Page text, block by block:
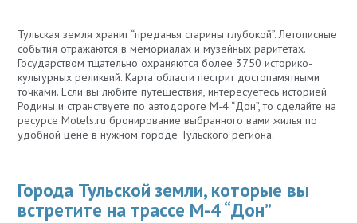
Тульская земля хранит “преданья старины глубокой”. Летописные
события отражаются в мемориалах и музейных раритетах.
Государством тщательно охраняются более 3750 историко-
культурных реликвий. Карта области пестрит достопамятными
точками. Если вы любите путешествия, интересуетесь историей
Родины и странствуете по автодороге М-4 “Дон”, то сделайте на
ресурсе Motels.ru бронирование выбранного вами жилья по
удобной цене в нужном городе Тульского региона.
Города Тульской земли, которые вы
встретите на трассе М-4 “Дон”